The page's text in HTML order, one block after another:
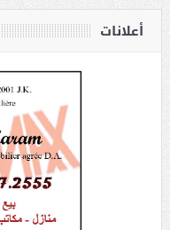
أعلانات